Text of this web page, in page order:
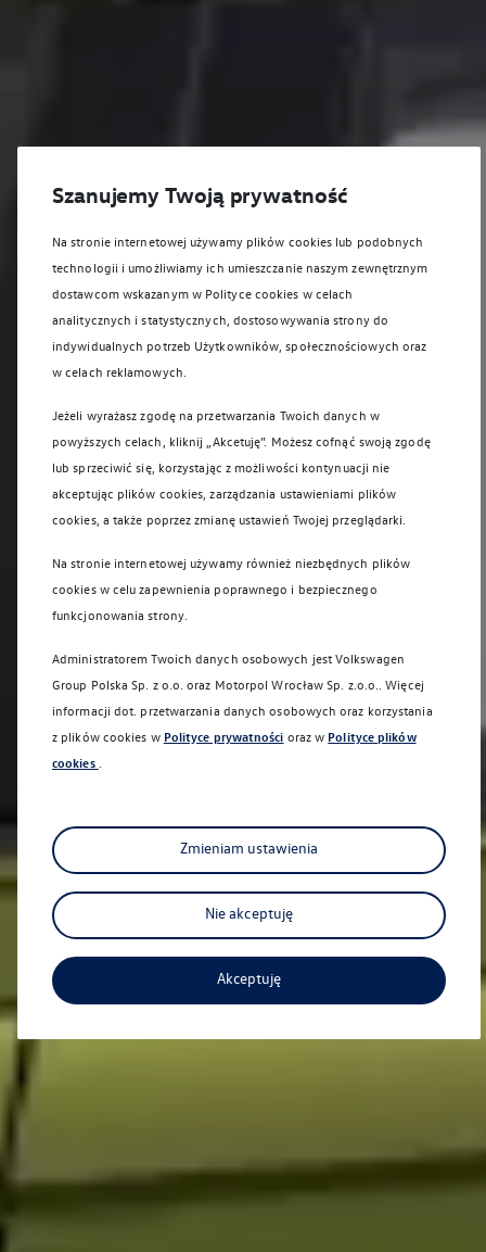
Szanujemy Twoją prywatność
Na stronie internetowej używamy plików cookies lub podobnych
technologii i umożliwiamy ich umieszczanie naszym zewnętrznym
dostawcom wskazanym w Polityce cookies w celach
analitycznych i statystycznych, dostosowywania strony do
indywidualnych potrzeb Użytkowników, społecznościowych oraz
w celach reklamowych.
Jeżeli wyrażasz zgodę na przetwarzania Twoich danych w
powyższych celach, kliknij „Akcetuję”. Możesz cofnąć swoją zgodę
lub sprzeciwić się, korzystając z możliwości kontynuacji nie
akceptując plików cookies, zarządzania ustawieniami plików
cookies, a także poprzez zmianę ustawień Twojej przeglądarki.
Na stronie internetowej używamy również niezbędnych plików
cookies w celu zapewnienia poprawnego i bezpiecznego
funkcjonowania strony.
Administratorem Twoich danych osobowych jest Volkswagen
Group Polska Sp. z o.o. oraz Motorpol Wrocław Sp. z.o.o.
. Więcej
informacji dot. przetwarzania danych osobowych oraz korzystania
z plików cookies w Polityce prywatności oraz w Polityce plików
cookies
Zmieniam ustawienia
Nie akceptuję
Akceptuję